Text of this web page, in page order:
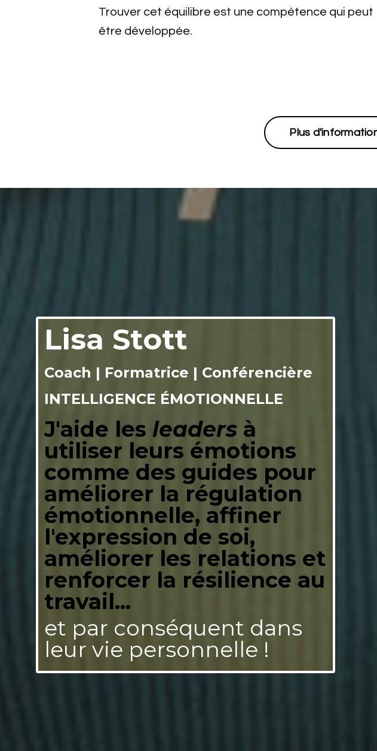
Trouver cet équilibre est une compétence qui peut
être développée.
Plus
Lisa Stott
Coach | Formatrice | Conférencière
INTELLIGENCE ÉMOTIONNELLE
J'aide les leaders à
utiliser leurs émotions
comme des guides pour
améliorer la régulation
émotionnelle, affiner
l'expression de soi,
améliorer les relations et
renforcer la résilience au
travail...
et par conséquent dans
leur vie personnelle !